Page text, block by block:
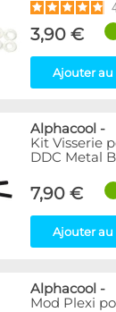
3,90 €
Ajouter
Alphacool -
Kit Visserie
DDC Metal
7,90 €
Ajouter
Alphacool -
Mod Plexi